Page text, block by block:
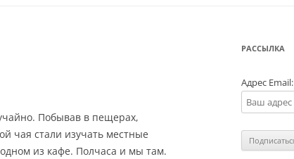
Побывав в пещерах,
чая стали изучать местные
из кафе. Полчаса и мы там.
РАССЫЛКА
Адрес Email: